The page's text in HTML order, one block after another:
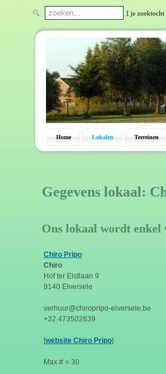
[ je zoektocht
Home Lokalen Terreinen
Gegevens lokaal:
Ons lokaal wordt enkel
Chiro Pripo
Chiro
Hof ter Elstlaan 9
9140 Elversele
verhuur@chiropripo-elversele.be
+32.473502839
[website Chiro Pripo]
Max # = 30